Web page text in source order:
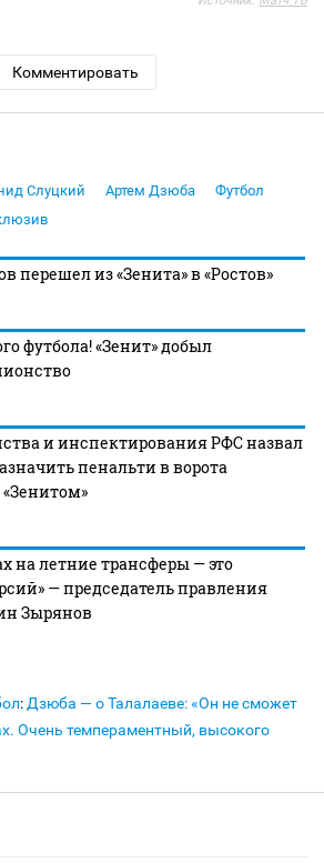
Комментировать
Слуцкий Артем Дзюба
Футбол
перешел из «Зенита» в «Ростов»
футбола! «Зенит» добыл
и инспектирования РФС назвал
пенальти в ворота
«Зенитом»
на летние трансферы — это
— председатель правления
Зырянов
: Дзюба — о Талалаеве: «Он не сможет
Очень темпераментный, высокого